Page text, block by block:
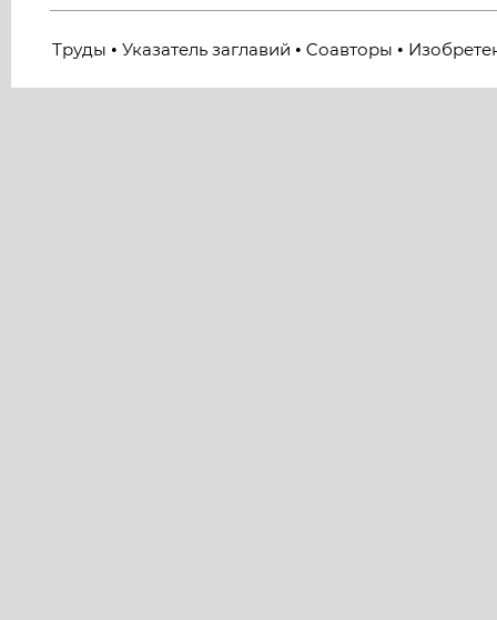
Труды • Указатель заглавий • Cоавторы •